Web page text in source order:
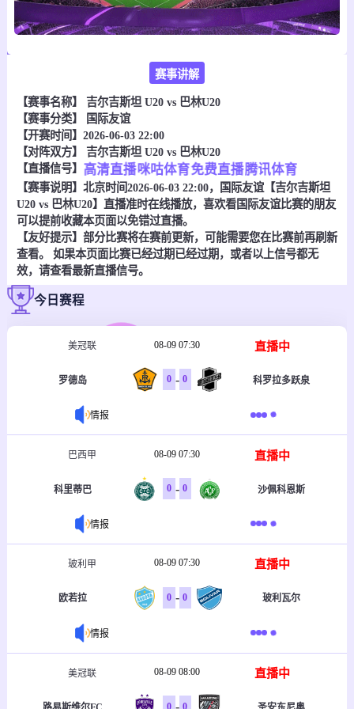
赛事讲解
【赛事名称】 吉尔吉斯坦 U20 vs 巴林U20
【赛事分类】
国际友谊
【开赛时间】2026-06-03 22:00
【对阵双方】 吉尔吉斯坦 U20 vs 巴林U20
【直播信号】 高清直播咪咕体育免费直播腾讯体育
【赛事说明】北京时间2026-06-03 22:00，国际友谊【吉尔吉斯坦
U20 vs 巴林U20】直播准时在线播放，喜欢看国际友谊比赛的朋友
可以提前收藏本页面以免错过直播。
【友好提示】部分比赛将在赛前更新，可能需要您在比赛前再刷新
查看。 如果本页面比赛已经过期已经过期，或者以上信号都无
效，请查看最新直播信号。
今日赛程
美冠联 08-09 07:30 直播中
罗德岛 0 - 0 科罗拉多跃泉
情报
巴西甲 08-09 07:30 直播中
科里蒂巴 0 - 0 沙佩科恩斯
情报
玻利甲 08-09 07:30 直播中
欧若拉 0 - 0 玻利瓦尔
情报
美冠联 08-09 08:00 直播中
0 - 0